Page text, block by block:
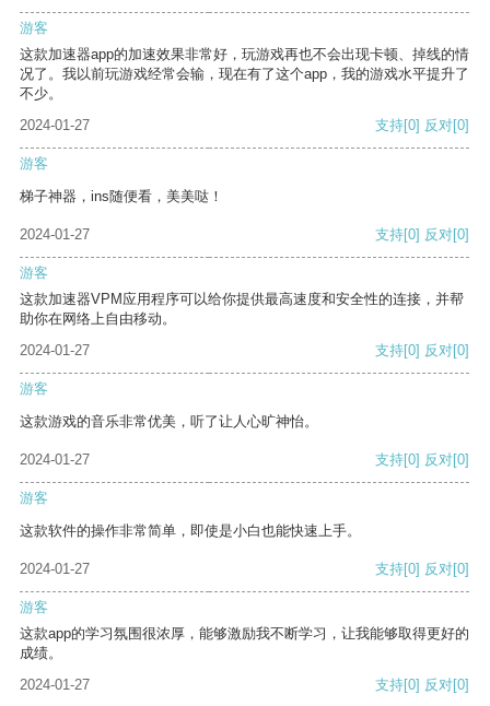
游客
这款加速器app的加速效果非常好，玩游戏再也不会出现卡顿、掉线的情
况了。我以前玩游戏经常会输，现在有了这个app，我的游戏水平提升了
不少。
2024-01-27
支持[0] 反对[0]
游客
梯子神器，ins随便看，美美哒！
2024-01-27 支持[0] 反对[0]
游客
这款加速器VPM应用程序可以给你提供最高速度和安全性的连接，并帮
助你在网络上自由移动。
2024-01-27
支持[0] 反对[0]
游客
这款游戏的音乐非常优美，听了让人心旷神怡。
2024-01-27 支持[0] 反对[0]
游客
这款软件的操作非常简单，即使是小白也能快速上手。
2024-01-27 支持[0] 反对[0]
游客
这款app的学习氛围很浓厚，能够激励我不断学习，让我能够取得更好的
成绩。
2024-01-27
支持[0] 反对[0]